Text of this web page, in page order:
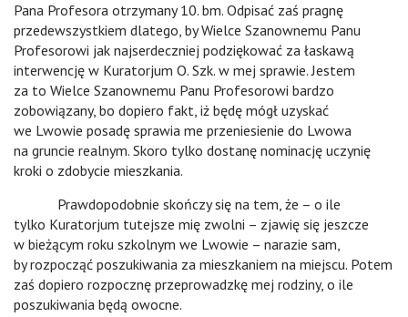
Pana Profesora otrzymany 10. bm. Odpisać zaś pragnę
przedewszystkiem dlatego, by Wielce Szanownemu Panu
Profesorowi jak najserdeczniej podziękować za łaskawą
interwencję w Kuratorjum O. Szk. w mej sprawie. Jestem
za to Wielce Szanownemu Panu Profesorowi bardzo
zobowiązany, bo dopiero fakt, iż będę mógł uzyskać
we Lwowie posadę sprawia me przeniesienie do Lwowa
na gruncie realnym. Skoro tylko dostanę nominację uczynię
kroki o zdobycie mieszkania.
Prawdopodobnie skończy się na tem, że – o ile
tylko Kuratorjum tutejsze mię zwolni – zjawię się jeszcze
w bieżącym roku szkolnym we Lwowie – narazie sam,
by rozpocząć poszukiwania za mieszkaniem na miejscu. Potem
zaś dopiero rozpocznę przeprowadzkę mej rodziny, o ile
poszukiwania będą owocne.